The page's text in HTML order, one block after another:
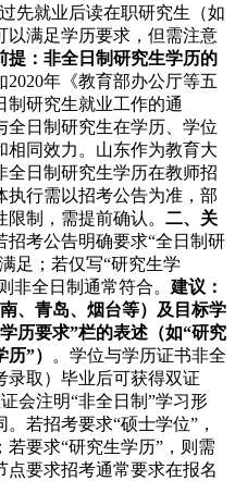
先就业后读在职研究生（如
以满足学历要求，但需注意
提：非全日制研究生学历的
2020年《教育部办公厅等五
制研究生就业工作的通
全日制研究生在学历、学位
相同效力。山东作为教育大
全日制研究生学历在教师招
执行需以招考公告为准，部
制，需提前确认。 二、关
招考公告明确要求“全日制研
足；若仅写“研究生学
非全日制通常符合。 建议：
、青岛、烟台等）及目标学
历要求”栏的表述（如“研究
”）
。学位与学历证书非全
录取）毕业后可获得双证
会注明“非全日制”学习形
若招考要求“硕士学位”，
要求“研究生学历”，则需
要求招考通常要求在报名